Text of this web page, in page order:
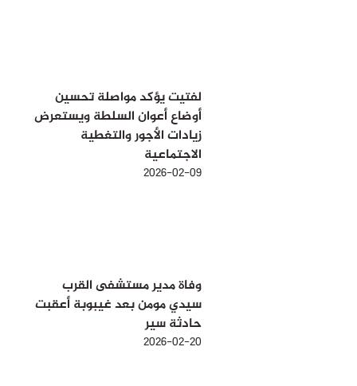
لفتيت يؤكد مواصلة تحسين
أوضاع أعوان السلطة ويستعرض
زيادات الأجور والتغطية
الاجتماعية
2026-02-09
وفاة مدير مستشفى القرب
سيدي مومن بعد غيبوبة أعقبت
حادثة سير
2026-02-20